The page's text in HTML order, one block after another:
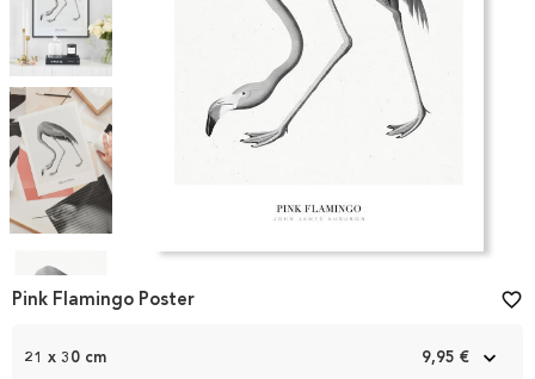
1
21 x 30 cm 9,95 €
Pink Flamingo Poster favorite_border